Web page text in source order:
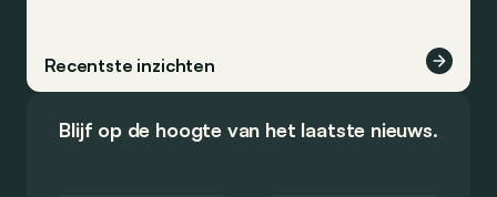
Recentste inzichten
Blijf op de hoogte van het laatste nieuws.